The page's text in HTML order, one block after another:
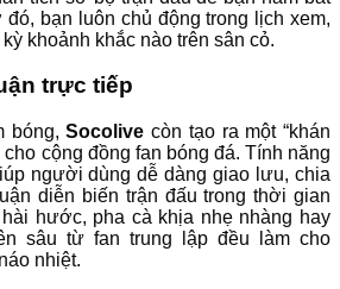
bạn luôn chủ động trong lịch xem,
khoảnh khắc nào trên sân cỏ.
trực tiếp
bóng,Socolive còn tạo ra một “khán
cộng đồng fan bóng đá. Tính năng
người dùng dễ dàng giao lưu, chia
diễn biến trận đấu trong thời gian
hước, pha cà khịa nhẹ nhàng hay
sâu từ fan trung lập đều làm cho
nhiệt.